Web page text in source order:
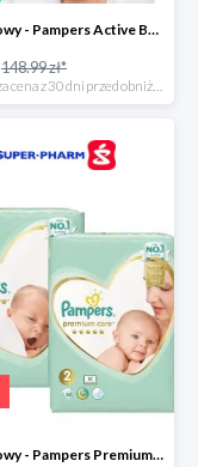
Hit cenowy - Pampers Active Baby 7
148.99 zł*
*najniższa cena z 30 dni przed obniżką
Hit cenowy - Pampers Premium Care 1+2